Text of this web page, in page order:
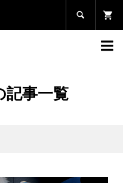


記事一覧